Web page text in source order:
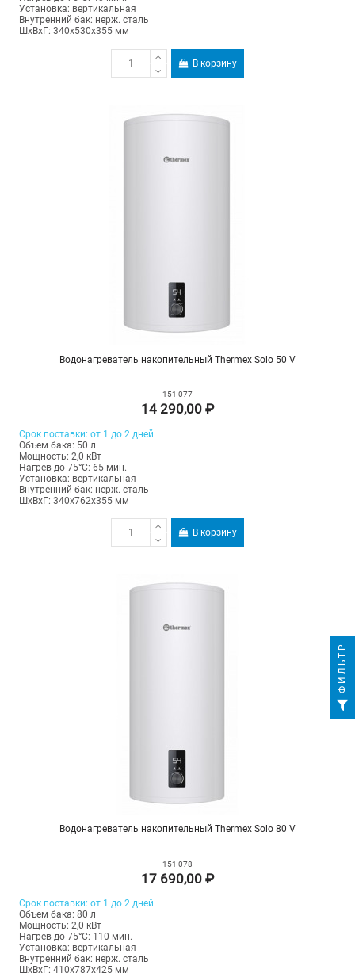
Установка: вертикальная
Внутренний бак: нерж. сталь
ШхВхГ: 340х530х355 мм
В корзину
Водонагреватель накопительный Thermex Solo 50 V
151 077
14 290,00 ₽
Срок поставки: от 1 до 2 дней
Объем бака: 50 л
Мощность: 2,0 кВт
Нагрев до 75°С: 65 мин.
Установка: вертикальная
Внутренний бак: нерж. сталь
ШхВхГ: 340х762х355 мм
В корзину
Водонагреватель накопительный Thermex Solo 80 V
151 078
17 690,00 ₽
Срок поставки: от 1 до 2 дней
Объем бака: 80 л
Мощность: 2,0 кВт
Нагрев до 75°С: 110 мин.
Установка: вертикальная
Внутренний бак: нерж. сталь
ШхВхГ: 410х787х425 мм
ФИЛЬТР